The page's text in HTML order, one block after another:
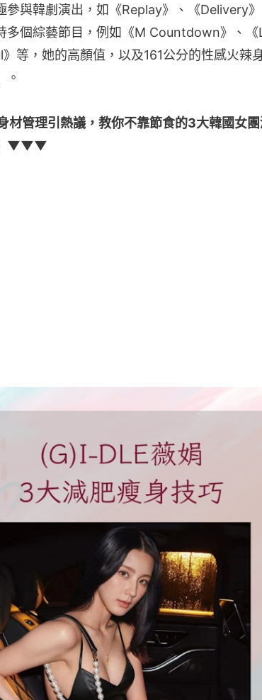
參與韓劇演出，如《Replay》、《Delivery
多個綜藝節目，例如《M Countdown》、
等，她的高顏值，以及161公分的性感火辣
。
材管理引熱議，教你不靠節食的3大韓國女團
）▼▼▼